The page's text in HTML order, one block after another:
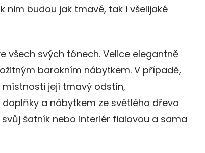
nim budou jak tmavé, tak i všelijaké
všech svých tónech. Velice elegantně
barokním nábytkem. V případě,
její tmavý odstín,
a nábytkem ze světlého dřeva
šatník nebo interiér fialovou a sama